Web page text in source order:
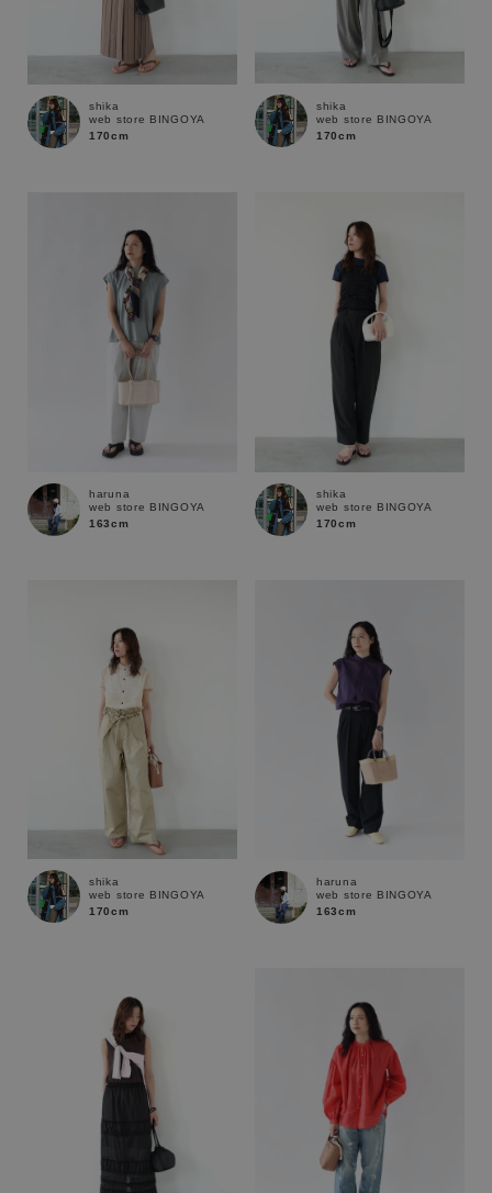
キーワード
MENS KIDS
ブランド
shika
web store BINGOYA
170cm
shika
web store BINGOYA
170cm
haruna
web store BINGOYA
163cm
shika
web store BINGOYA
170cm
shika
web store BINGOYA
170cm
haruna
web store BINGOYA
163cm